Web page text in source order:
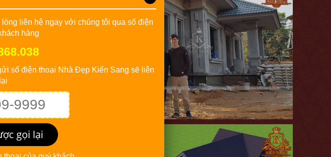
liên hệ ngay với chúng tôi qua số điện
hàng
số điện thoại Nhà Đẹp Kiến Sang sẽ liên
gọi lại